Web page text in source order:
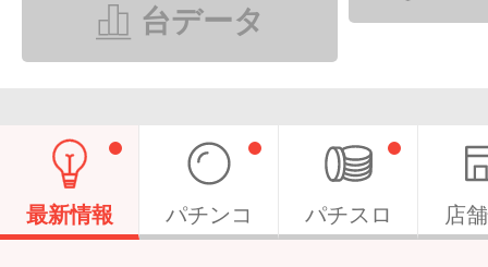
台データ
最新情報 パチンコ パチスロ 店